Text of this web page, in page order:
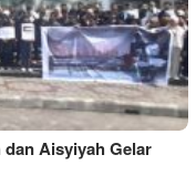
Aisyiyah Gelar